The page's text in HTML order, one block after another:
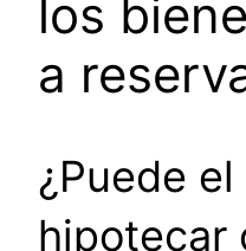
los
a
¿Puede
hipotecar